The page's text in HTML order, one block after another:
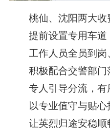
桃仙、沈阳两大收
提前设置专用车道
工作人员全员到岗
积极配合交警部门
专人引导分流，有
以专业值守与贴心
让英烈归途安稳顺